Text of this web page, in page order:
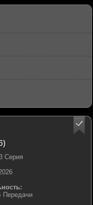
Серия
Передачи